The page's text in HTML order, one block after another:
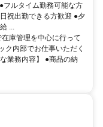
ルタイム勤務可能な方
祝出勤できる方歓迎 ●夕
...
庫管理を中心に行って
ク内部でお仕事いただく
業務内容】 ●商品の納